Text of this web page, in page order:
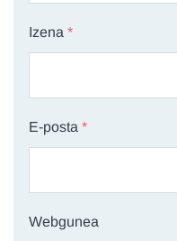
Izena *
E-posta *
Webgunea